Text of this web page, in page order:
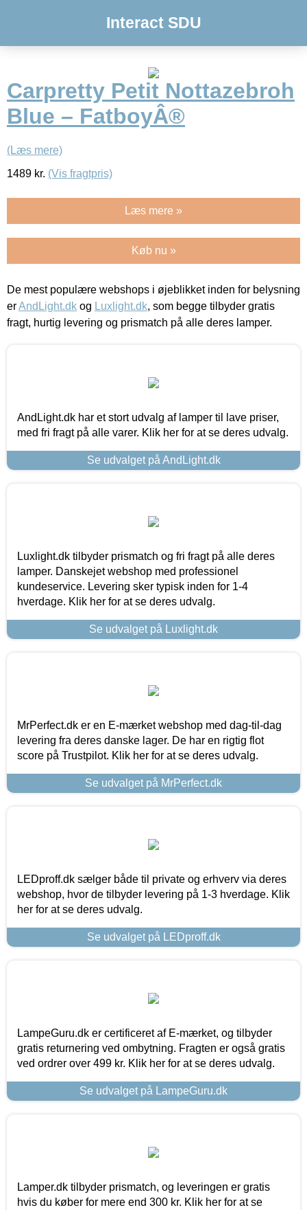
Interact SDU
Carpretty Petit Nottazebroh
Blue – FatboyÂ®
(Læs mere)
1489 kr. (Vis fragtpris)
Læs mere »
Køb nu »
De mest populære webshops i øjeblikket inden for belysning
erAndLight.dk og Luxlight.dk, som begge tilbyder gratis
fragt, hurtig levering og prismatch på alle deres lamper.
AndLight.dk har et stort udvalg af lamper til lave priser,
med fri fragt på alle varer. Klik her for at se deres udvalg.
Se udvalget på AndLight.dk
Luxlight.dk tilbyder prismatch og fri fragt på alle deres
lamper. Danskejet webshop med professionel
kundeservice. Levering sker typisk inden for 1-4
hverdage. Klik her for at se deres udvalg.
Se udvalget på Luxlight.dk
MrPerfect.dk er en E-mærket webshop med dag-til-dag
levering fra deres danske lager. De har en rigtig flot
score på Trustpilot. Klik her for at se deres udvalg.
Se udvalget på MrPerfect.dk
LEDproff.dk sælger både til private og erhverv via deres
webshop, hvor de tilbyder levering på 1-3 hverdage. Klik
her for at se deres udvalg.
Se udvalget på LEDproff.dk
LampeGuru.dk er certificeret af E-mærket, og tilbyder
gratis returnering ved ombytning. Fragten er også gratis
ved ordrer over 499 kr. Klik her for at se deres udvalg.
Se udvalget på LampeGuru.dk
Lamper.dk tilbyder prismatch, og leveringen er gratis
hvis du køber for mere end 300 kr. Klik her for at se